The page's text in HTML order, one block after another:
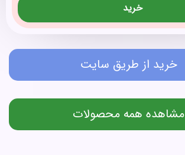
خرید
خرید از طریق سایت
مشاهده همه محصولات